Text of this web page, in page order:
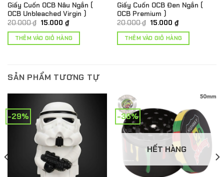
Giấy Cuốn OCB Nâu Ngắn (
OCB Unbleached Virgin )
20.000₫ Giá
là:
20.000 ₫.
15.000 ₫Giá
hiện
tại
là:
THÊM VÀO GIỎ HÀNG
Giấy Cuốn OCB Đen Ngắn (
OCB Premium )
20.000₫ Giá
là:
20.000 ₫.
15.000 ₫Giá
hiện
tại
là:
THÊM VÀO GIỎ HÀNG
SẢN PHẨM TƯƠNG TỰ
-29% -36%
HẾT HÀNG